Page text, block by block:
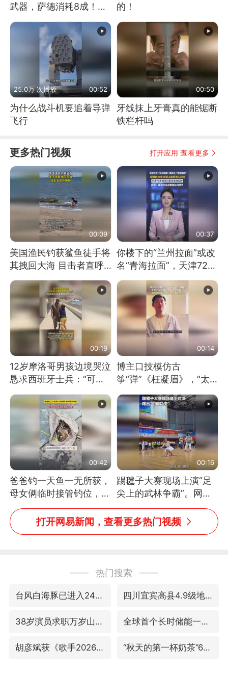
武器，萨德消耗8成！美
的！
25.0万 次播放 00:52
为什么战斗机要追着导弹
飞行
00:50
牙线抹上牙膏真的能锯断
铁栏杆吗
更多热门视频 打开应用 查看更多
00:09
美国渔民钓获鲨鱼徒手将
其拽回大海 目击者直呼
震惊 （视频来源：参考
消息）
00:37
你楼下的“兰州拉面”或改
名“青海拉面”，天津72家
面馆已集体更换招牌
00:19
12岁摩洛哥男孩边境哭泣
恳求西班牙士兵：“可不
可以不要把我遣返回国”
00:14
博主口技模仿古
筝“弹”《枉凝眉》，“太
像了～你是吃古筝长大的
吗？”“或将成为首位考级
不带古筝的选手。”（来
源：新华每日电讯）
00:42
爸爸钓一天鱼一无所获，
母女俩临时接管钓位，用
玩具鱼竿钓上大鱼
00:16
踢毽子大赛现场上演“足
尖上的武林争霸”。网
友：这哪是踢毽子，分明
是武侠片现场！#睡个好
打开网易新闻，查看更多热门视频
热门搜索
台风白海豚已进入24小时警戒线 四川宜宾高县4.9级地震致1死
38岁演员求职万岁山NPC成功 全球首个长时储能一体化产业园量产
胡彦斌获《歌手2026》歌王 “秋天的第一杯奶茶”6岁了